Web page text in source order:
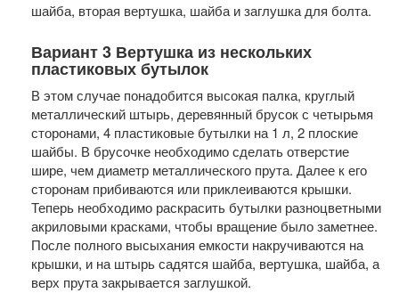
шайба, вторая вертушка, шайба и заглушка для болта.
Вариант 3 Вертушка из нескольких
пластиковых бутылок
В этом случае понадобится высокая палка, круглый
металлический штырь, деревянный брусок с четырьмя
сторонами, 4 пластиковые бутылки на 1 л, 2 плоские
шайбы. В брусочке необходимо сделать отверстие
шире, чем диаметр металлического прута. Далее к его
сторонам прибиваются или приклеиваются крышки.
Теперь необходимо раскрасить бутылки разноцветными
акриловыми красками, чтобы вращение было заметнее.
После полного высыхания емкости накручиваются на
крышки, и на штырь садятся шайба, вертушка, шайба, а
верх прута закрывается заглушкой.